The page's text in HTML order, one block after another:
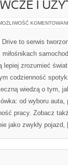
I
Drive to serwis
miłośnikach
lepiej zrozumieć
codzienność
wiedzą o tym,
od wyboru
pracy. Zobacz
jako zwykły